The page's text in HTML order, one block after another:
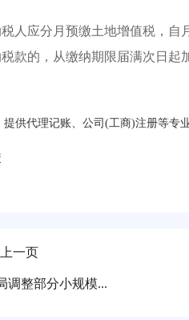
应分月预缴土地增值税，自
款的，从缴纳期限届满次日起
提供代理记账、公司(工商)注册等
上一页
调整部分小规模...